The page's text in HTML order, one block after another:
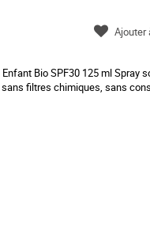
Bio SPF30 125 ml
filtres chimiques, sans
Ajouter